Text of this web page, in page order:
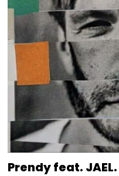
Prendy feat.